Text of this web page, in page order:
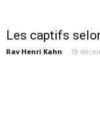
Les captifs
Rav Henri Kahn - 18